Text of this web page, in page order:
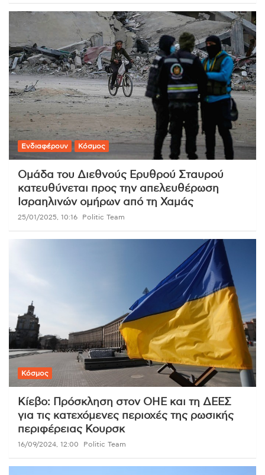
Ενδιαφέρουν Κόσμος
Ομάδα του Διεθνούς Ερυθρού Σταυρού
κατευθύνεται προς την απελευθέρωση
Ισραηλινών ομήρων από τη Χαμάς
25/01/2025, 10:16 Politic Team
Κόσμος
Κίεβο: Πρόσκληση στον ΟΗΕ και τη ΔΕΕΣ
για τις κατεχόμενες περιοχές της ρωσικής
περιφέρειας Κουρσκ
16/09/2024, 12:00 Politic Team